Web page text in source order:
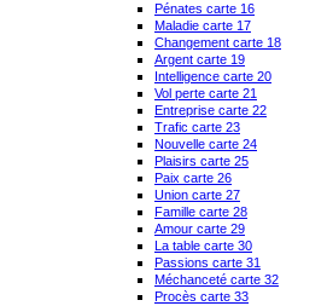
Pénates carte 16
Maladie carte 17
Changement carte 18
Argent carte 19
Intelligence carte 20
Vol perte carte 21
Entreprise carte 22
Trafic carte 23
Nouvelle carte 24
Plaisirs carte 25
Paix carte 26
Union carte 27
Famille carte 28
Amour carte 29
La table carte 30
Passions carte 31
Méchanceté carte 32
Procès carte 33